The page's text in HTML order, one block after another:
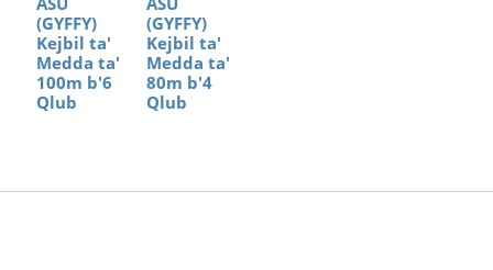
(GYFFY)
Kejbil ta'
Medda ta'
100m b'6
Qlub
(GYFFY)
Kejbil ta'
Medda ta'
80m b'4
Qlub